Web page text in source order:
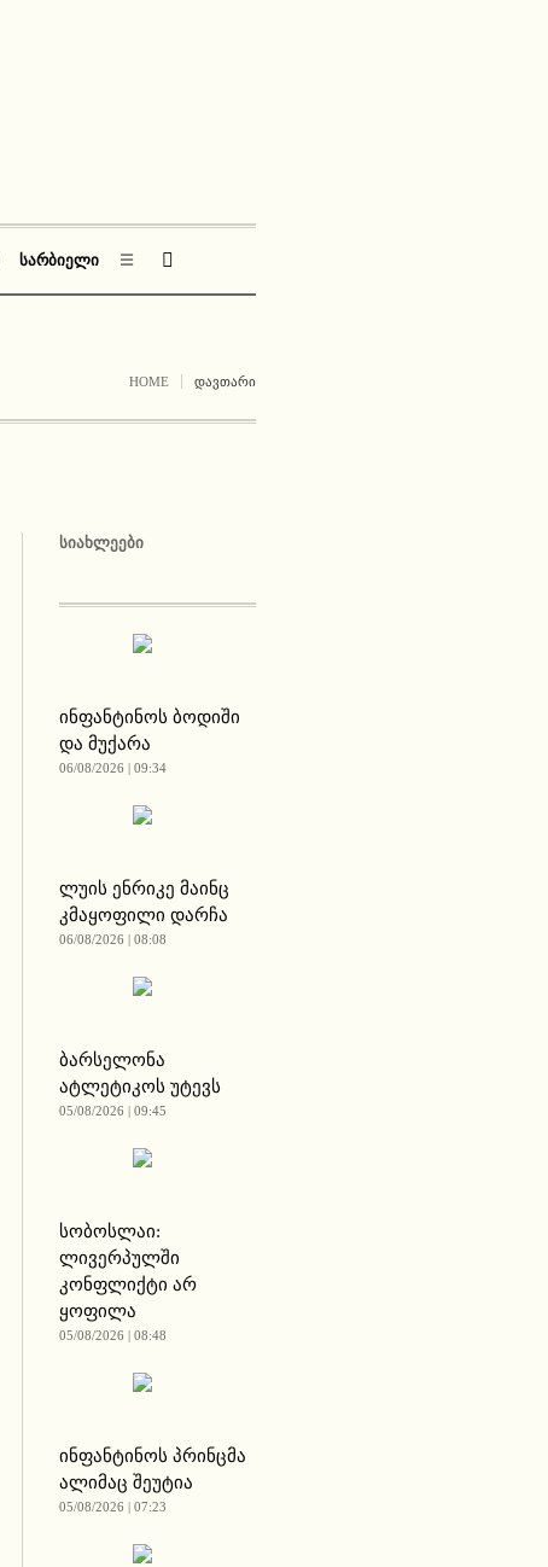
ᲡᲐᲠᲑᲘᲔᲚᲘ ☰
HOME ᲓᲐᲕᲗᲐᲠᲘ
ᲡᲘᲐᲮᲚᲔᲔᲑᲘ
ინფანტინოს ბოდიში
და მუქარა
06/08/2026 | 09:34
ლუის ენრიკე მაინც
კმაყოფილი დარჩა
06/08/2026 | 08:08
ბარსელონა
ატლეტიკოს უტევს
05/08/2026 | 09:45
სობოსლაი:
ლივერპულში
კონფლიქტი არ
ყოფილა
05/08/2026 | 08:48
ინფანტინოს პრინცმა
ალიმაც შეუტია
05/08/2026 | 07:23